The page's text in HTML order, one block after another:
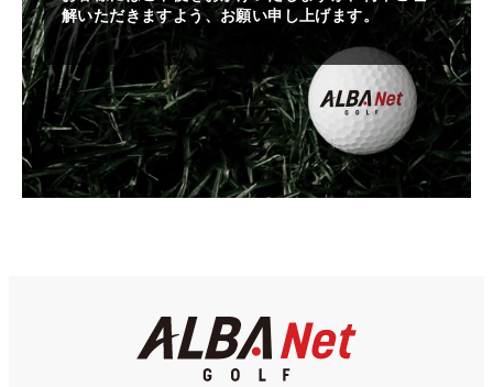
解いただきますよう、お願い申し上げます。